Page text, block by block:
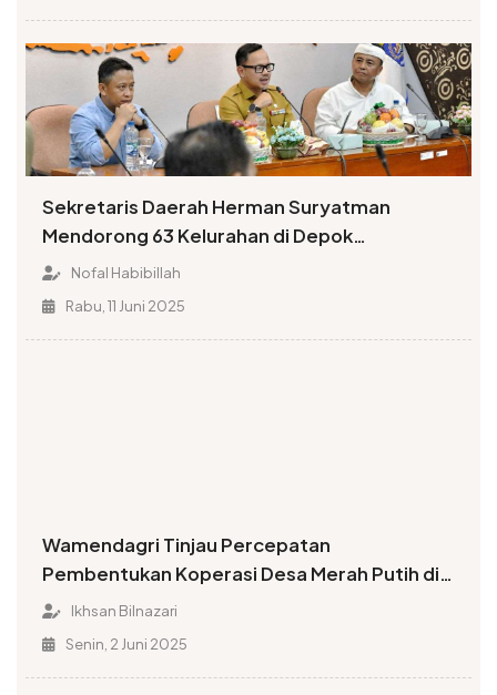
Sekretaris Daerah Herman Suryatman
Mendorong 63 Kelurahan di Depok
Selesaikan Pembentukan Koperasi Merah
Putih
Nofal Habibillah
Rabu, 11 Juni 2025
Wamendagri Tinjau Percepatan
Pembentukan Koperasi Desa Merah Putih di
GarutIkhsan Bilnazari
Senin, 2 Juni 2025